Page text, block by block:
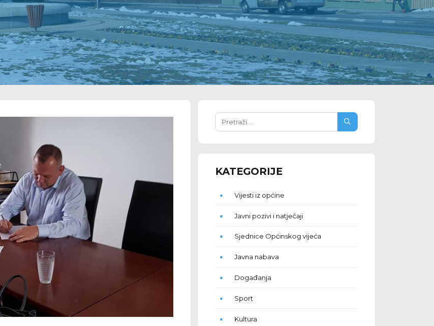
KATEGORIJE
Vijesti iz općine
Javni pozivi i natječaji
Sjednice Općinskog vijeća
Javna nabava
Događanja
Sport
Kultura